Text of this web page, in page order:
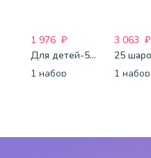
1 976 ₽
Для детей-522
1 набор
3 063 ₽
1 набор